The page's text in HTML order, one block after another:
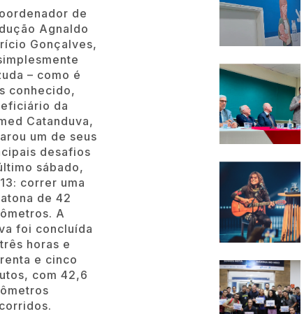
de
Agnaldo
Gonçalves,
– como é
conhecido,
da
Catanduva,
um de seus
desafios
sábado,
correr uma
de 42
A
foi concluída
horas e
e cinco
com 42,6